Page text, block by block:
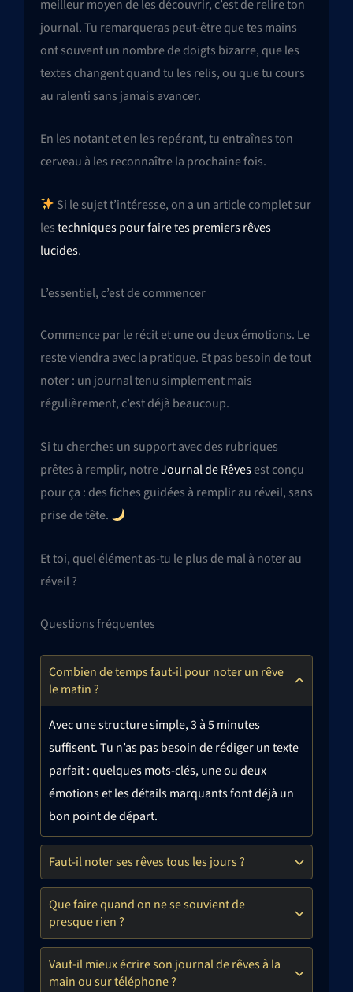
meilleur moyen de les découvrir, c’est de relire ton
journal. Tu remarqueras peut-être que tes mains
ont souvent un nombre de doigts bizarre, que les
textes changent quand tu les relis, ou que tu cours
au ralenti sans jamais avancer.
En les notant et en les repérant, tu entraînes ton
cerveau à les reconnaître la prochaine fois.
Si le sujet t’intéresse, on a un article complet sur
lestechniques pour faire tes premiers rêves
lucides.
L’essentiel, c’est de commencer
Commence par le récit et une ou deux émotions. Le
reste viendra avec la pratique. Et pas besoin de tout
noter : un journal tenu simplement mais
régulièrement, c’est déjà beaucoup.
Si tu cherches un support avec des rubriques
prêtes à remplir, notreJournal de Rêvesest conçu
pour ça : des fiches guidées à remplir au réveil, sans
prise de tête.
Et toi, quel élément as-tu le plus de mal à noter au
réveil ?
Questions fréquentes
Combien de temps faut-il pour noter un rêve
le matin ?
Avec une structure simple, 3 à 5 minutes
suffisent. Tu n’as pas besoin de rédiger un texte
parfait : quelques mots-clés, une ou deux
émotions et les détails marquants font déjà un
bon point de départ.
Faut-il noter ses rêves tous les jours ?
Que faire quand on ne se souvient de
presque rien ?
Vaut-il mieux écrire son journal de rêves à la
main ou sur téléphone ?